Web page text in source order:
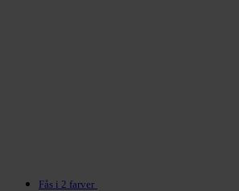
Fås i 2 farver